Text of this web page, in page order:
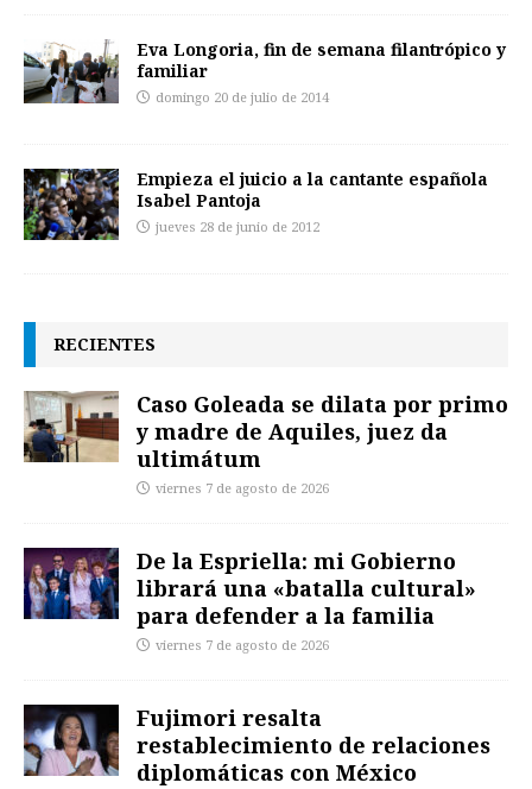
Eva Longoria, fin de semana filantrópico y
familiar
domingo 20 de julio de 2014
Empieza el juicio a la cantante española
Isabel Pantoja
jueves 28 de junio de 2012
RECIENTES
Caso Goleada se dilata por primo
y madre de Aquiles, juez da
ultimátum
viernes 7 de agosto de 2026
De la Espriella: mi Gobierno
librará una «batalla cultural»
para defender a la familia
viernes 7 de agosto de 2026
Fujimori resalta
restablecimiento de relaciones
diplomáticas con México